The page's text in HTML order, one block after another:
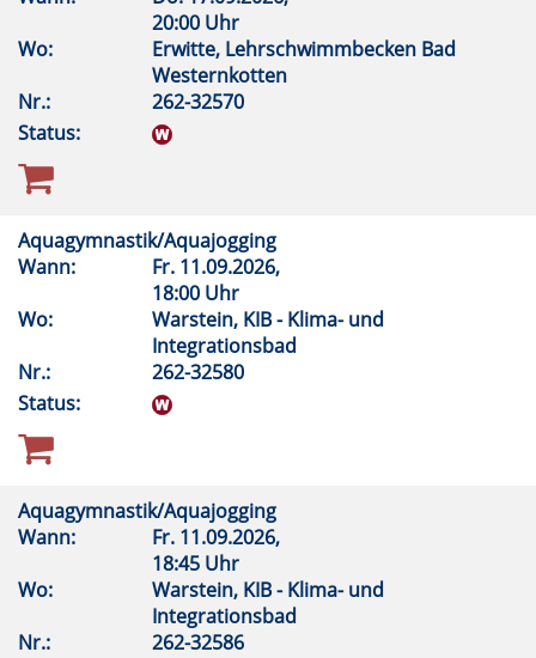
20:00 Uhr
Wo:
Erwitte, Lehrschwimmbecken Bad
Westernkotten
Nr.:
262-32570
Status:
Aquagymnastik/Aquajogging
Wann:
Fr. 11.09.2026,
18:00 Uhr
Wo:
Warstein, KIB - Klima- und
Integrationsbad
Nr.:
262-32580
Status:
Aquagymnastik/Aquajogging
Wann:
Fr. 11.09.2026,
18:45 Uhr
Wo:
Warstein, KIB - Klima- und
Integrationsbad
Nr.:
262-32586